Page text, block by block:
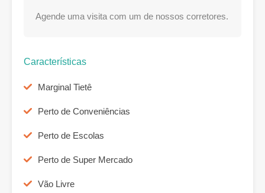
Agende uma visita com um de nossos corretores.
Características
Marginal Tietê
Perto de Conveniências
Perto de Escolas
Perto de Super Mercado
Vão Livre